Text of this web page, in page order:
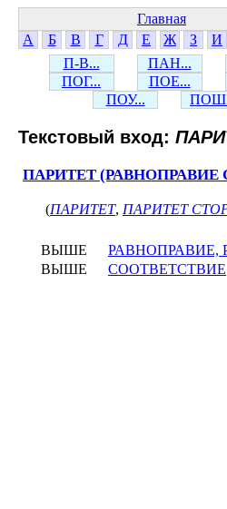
Главная
А
Б В Г Д Е Ж З И
П-В...
ПАН...
ПОГ...
ПОЕ...
ПОУ...
Текстовый вход:
ПАРИТЕТ (РАВНОПРАВИЕ
(ПАРИТЕТ, ПАРИТЕТ
ВЫШЕ
РАВНОПРАВИЕ,
ВЫШЕ
СООТВЕТСТВИЕ